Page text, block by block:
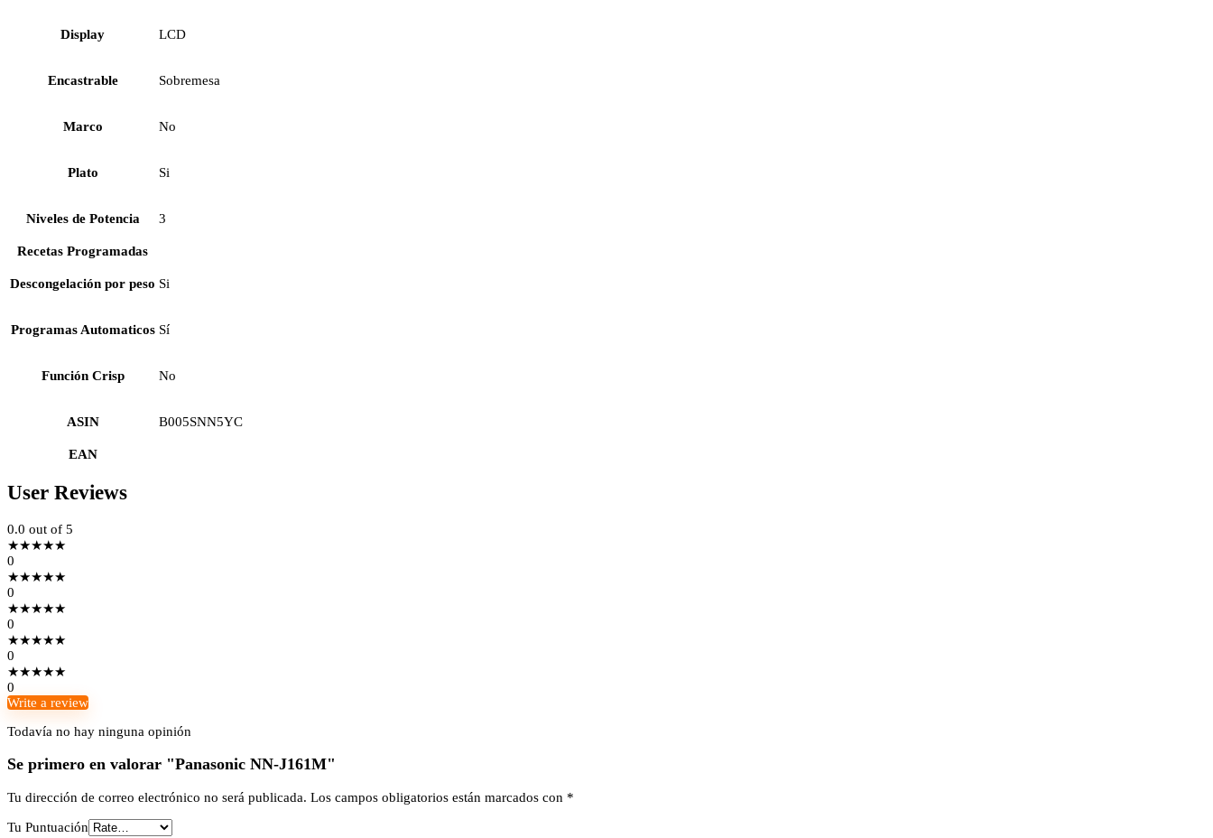
Display LCD
Encastrable Sobremesa
Marco No
Plato Si
Niveles de Potencia 3
Recetas Programadas
Descongelación por peso Si
Programas Automaticos Sí
Función Crisp No
ASIN B005SNN5YC
EAN
User Reviews
0.0 out of 5
★★★★★
0
★★★★★
0
★★★★★
0
★★★★★
0
★★★★★
0
Write a review
Todavía no hay ninguna opinión
Se primero en valorar "Panasonic NN-J161M"
Tu dirección de correo electrónico no será publicada. Los campos obligatorios están marcados con *
Tu Puntuación